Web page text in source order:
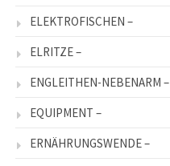
ELEKTROFISCHEN –
ELRITZE –
ENGLEITHEN-NEBENARM –
EQUIPMENT –
ERNÄHRUNGSWENDE –